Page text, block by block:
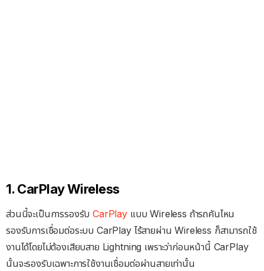
1. CarPlay Wireless
ส่วนนี้จะเป็นการรองรับCarPlay แบบ Wireless ถ้ารถคันไหน
รองรับการเชื่อมต่อระบบ CarPlay ไร้สายผ่าน Wireless ก็สามารถใช้
งานได้โดยไม่ต้องเสียบสาย Lightning เพราะว่าก่อนหน้านี้ CarPlay
นั้นจะรองรับเฉพาะการใช้งานเชื่อมต่อผ่านสายเท่านั้น